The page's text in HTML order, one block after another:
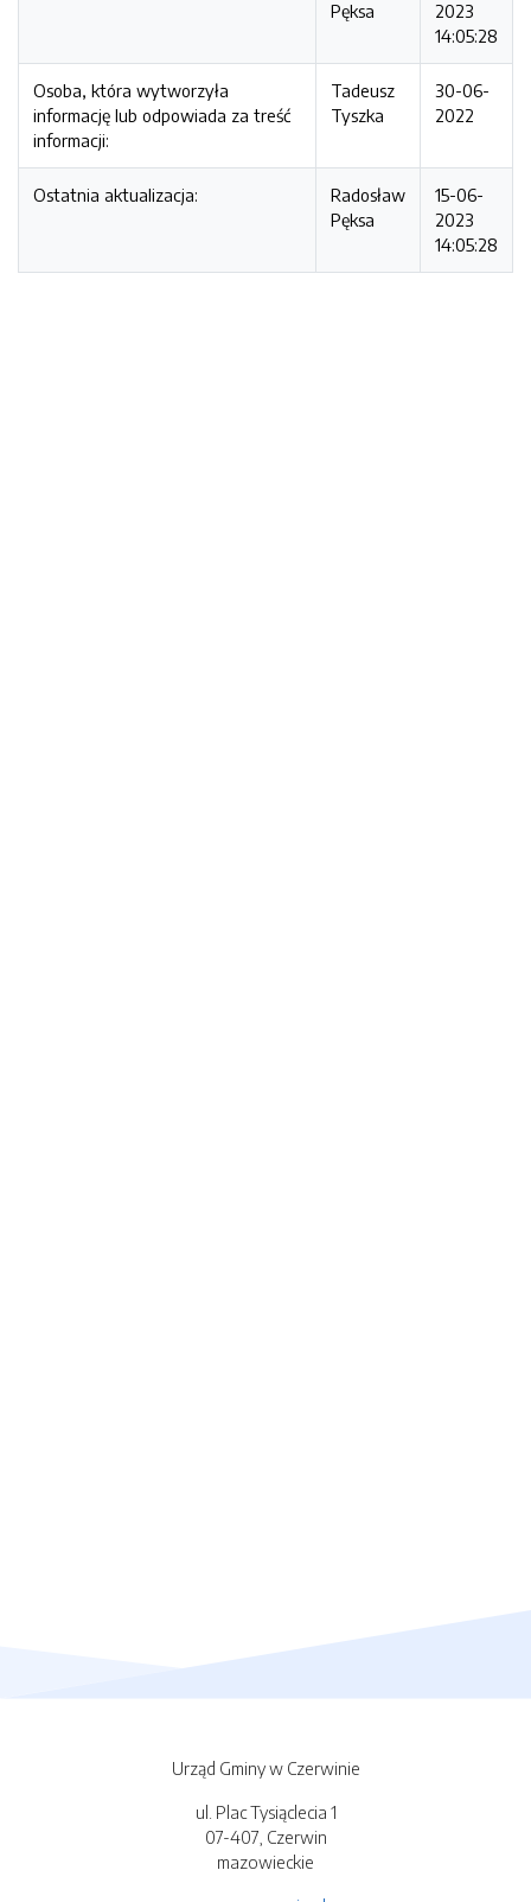
Pęksa
2023
14:05:28
Osoba, która wytworzyła
informację lub odpowiada za treść
informacji:
Tadeusz
Tyszka
30-06-
2022
Ostatnia aktualizacja:
Radosław
Pęksa
15-06-
2023
14:05:28
Urząd Gminy w Czerwinie
ul. Plac Tysiąclecia 1
07-407, Czerwin
mazowieckie